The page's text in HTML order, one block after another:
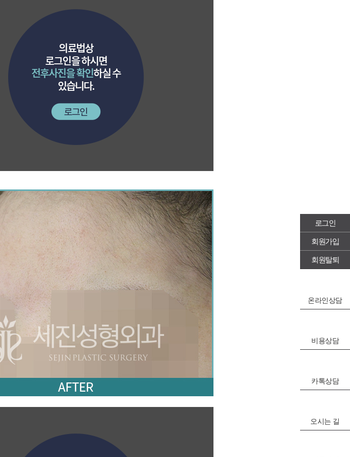
로그인
회원가입
회원탈퇴
온라인상담
비용상담
카톡상담
오시는 길